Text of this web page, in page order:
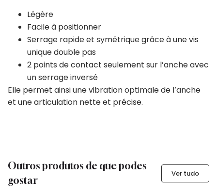
Légère
Facile à positionner
Serrage rapide et symétrique grâce à une vis
unique double pas
2 points de contact seulement sur l’anche avec
un serrage inversé
Elle permet ainsi une vibration optimale de l’anche
et une articulation nette et précise.
Outros produtos de que podes
gostar
Ver tudo